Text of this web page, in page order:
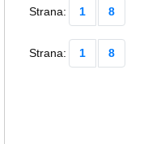
Strana: 1 8
Strana: 1 8